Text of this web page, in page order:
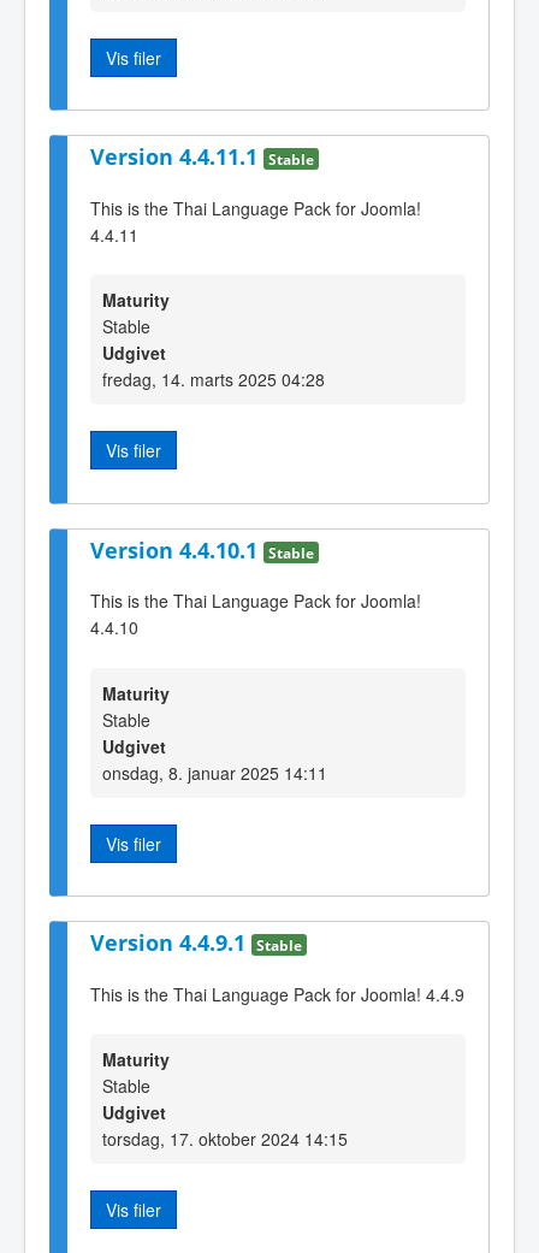
Vis filer
Version 4.4.11.1 Stable
This is the Thai Language Pack for Joomla!
4.4.11
Maturity
Stable
Udgivet
fredag, 14. marts 2025 04:28
Vis filer
Version 4.4.10.1 Stable
This is the Thai Language Pack for Joomla!
4.4.10
Maturity
Stable
Udgivet
onsdag, 8. januar 2025 14:11
Vis filer
Version 4.4.9.1 Stable
This is the Thai Language Pack for Joomla! 4.4.9
Maturity
Stable
Udgivet
torsdag, 17. oktober 2024 14:15
Vis filer